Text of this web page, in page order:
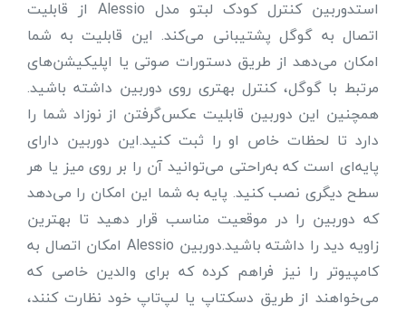
استدوربین کنترل کودک لبتو مدل Alessio از قابلیت
اتصال به گوگل پشتیبانی می‌کند. این قابلیت به شما
امکان می‌دهد از طریق دستورات صوتی یا اپلیکیشن‌های
مرتبط با گوگل، کنترل بهتری روی دوربین داشته باشید.
همچنین این دوربین قابلیت عکس‌گرفتن از نوزاد شما را
دارد تا لحظات خاص او را ثبت کنید.این دوربین دارای
پایه‌ای است که به‌راحتی می‌توانید آن را بر روی میز یا هر
سطح دیگری نصب کنید. پایه به شما این امکان را می‌دهد
که دوربین را در موقعیت مناسب قرار دهید تا بهترین
زاویه دید را داشته باشید.دوربین Alessio امکان اتصال به
کامپیوتر را نیز فراهم کرده که برای والدین خاصی که
می‌خواهند از طریق دسکتاپ یا لپ‌تاپ خود نظارت کنند،